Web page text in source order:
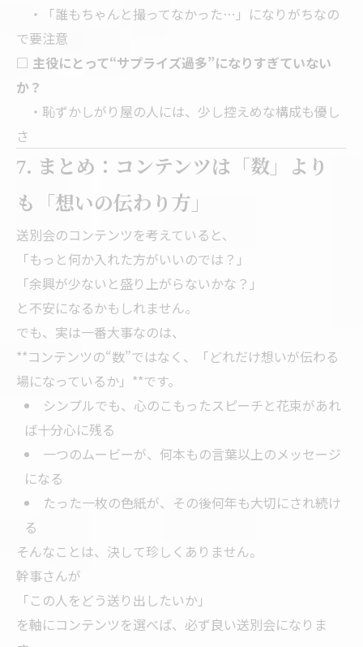
・「誰もちゃんと撮ってなかった…」になりがちなの
で要注意
□ 主役にとって“サプライズ過多”になりすぎていない
か？
・恥ずかしがり屋の人には、少し控えめな構成も優し
さ
7. まとめ：コンテンツは「数」より
も「想いの伝わり方」
送別会のコンテンツを考えていると、
「もっと何か入れた方がいいのでは？」
「余興が少ないと盛り上がらないかな？」
と不安になるかもしれません。
でも、実は一番大事なのは、
**コンテンツの“数”ではなく、「どれだけ想いが伝わる
場になっているか」**です。
シンプルでも、心のこもったスピーチと花束があれ
ば十分心に残る
一つのムービーが、何本もの言葉以上のメッセージ
になる
たった一枚の色紙が、その後何年も大切にされ続け
る
そんなことは、決して珍しくありません。
幹事さんが
「この人をどう送り出したいか」
を軸にコンテンツを選べば、必ず良い送別会になりま